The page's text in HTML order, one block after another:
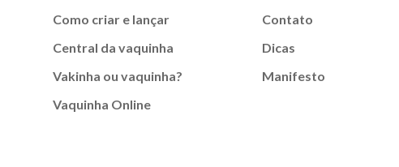
Como criar e lançar
Central da vaquinha
Vakinha ou vaquinha?
Vaquinha Online
Contato
Dicas
Manifesto